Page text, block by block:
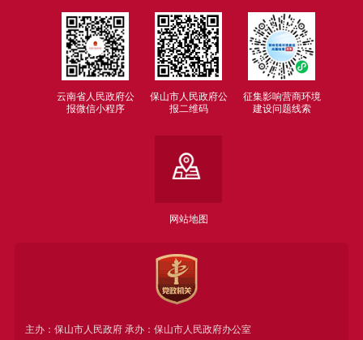
云南省人民政府公
报微信小程序
保山市人民政府公
报二维码
征集影响营商环境
建设问题线索
网站地图
主办：保山市人民政府 承办：保山市人民政府办公室